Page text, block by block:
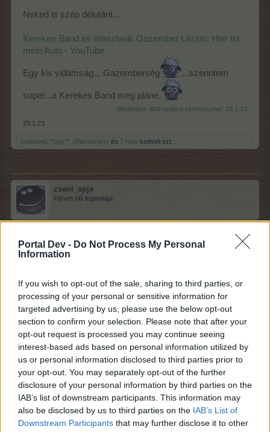
Portal Dev - Do Not Process My Personal
Information
If you wish to opt-out of the sale, sharing to third parties, or
processing of your personal or sensitive information for
targeted advertising by us, please use the below opt-out
section to confirm your selection. Please note that after your
opt-out request is processed you may continue seeing
interest-based ads based on personal information utilized by
us or personal information disclosed to third parties prior to
your opt-out. You may separately opt-out of the further
disclosure of your personal information by third parties on the
IAB’s list of downstream participants. This information may
also be disclosed by us to third parties on the IAB’s List of
Downstream Participants that may further disclose it to other
Neked is szép délutánt...
Kerekes Band és Waszlavik Gazember László: Hier ist
mein Auto - YouTube
Egy kis vidámság... Gazemberség ...szerintem
super...a Kerekes Band meg pláne.
Moderátor által utoljára szerkesztve: 29.1.23
29.1.23
Galadriel **jeje** jófarmerlány és 7 más kedveli ezt.
zsani_apja
Fórum elő legendája
Szia...hát nagyon szépek voltatok...hát lányod meg egy
lehet így ismerni
Csodálatosan szép volt a lányod a ruhában..meg amugy is.
Köszönjük hogy hoztad
Kerekes Band és Waszlavik Gazember László: Hier ist mein
Auto - YouTube
Egy kis vidámság... Gazemberség ...szerintem super...a
Kerekes Band meg pláne.